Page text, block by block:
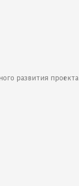
развития проекта